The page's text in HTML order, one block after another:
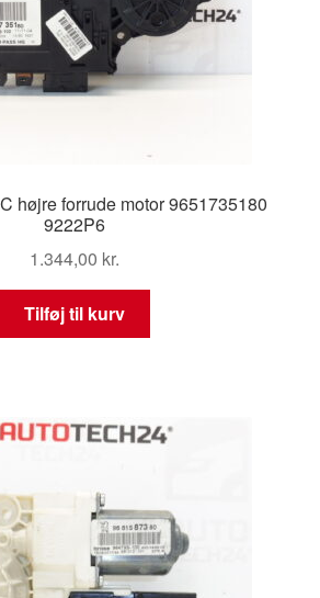
højre forrude motor 9651735180
9222P6
1.344,00 kr.
Tilføj til kurv